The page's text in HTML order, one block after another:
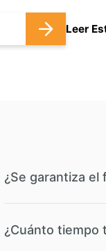
Leer
¿Se garantiza
¿Cuánto tiempo